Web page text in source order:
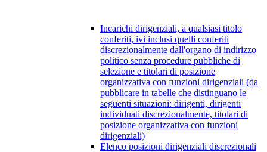
Incarichi dirigenziali, a qualsiasi titolo
conferiti, ivi inclusi quelli conferiti
discrezionalmente dall'organo di indirizzo
politico senza procedure pubbliche di
selezione e titolari di posizione
organizzativa con funzioni dirigenziali (da
pubblicare in tabelle che distinguano le
seguenti situazioni: dirigenti, dirigenti
individuati discrezionalmente, titolari di
posizione organizzativa con funzioni
dirigenziali)
Elenco posizioni dirigenziali discrezionali